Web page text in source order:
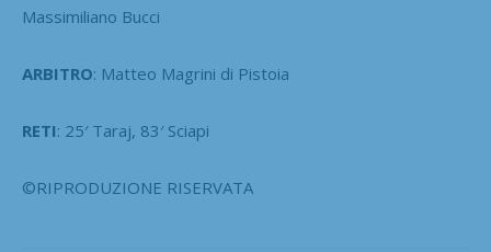
Massimiliano Bucci
ARBITRO: Matteo Magrini di Pistoia
RETI: 25′ Taraj, 83′ Sciapi
©RIPRODUZIONE RISERVATA